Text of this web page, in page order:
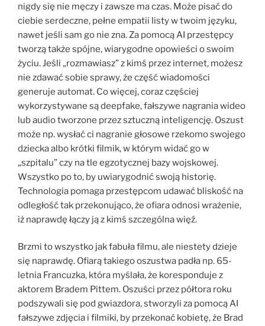
nigdy się nie męczy i zawsze ma czas. Może pisać do
ciebie serdeczne, pełne empatii listy w twoim języku,
nawet jeśli sam go nie zna. Za pomocą AI przestępcy
tworzą także spójne, wiarygodne opowieści o swoim
życiu. Jeśli „rozmawiasz” z kimś przez internet, możesz
nie zdawać sobie sprawy, że część wiadomości
generuje automat. Co więcej, coraz częściej
wykorzystywane są deepfake, fałszywe nagrania wideo
lub audio tworzone przez sztuczną inteligencję. Oszust
może np. wysłać ci nagranie głosowe rzekomo swojego
dziecka albo krótki filmik, w którym widać go w
„szpitalu” czy na tle egzotycznej bazy wojskowej.
Wszystko po to, by uwiarygodnić swoją historię.
Technologia pomaga przestępcom udawać bliskość na
odległość tak przekonująco, że ofiara odnosi wrażenie,
iż naprawdę łączy ją z kimś szczególna więź.
Brzmi to wszystko jak fabuła filmu, ale niestety dzieje
się naprawdę. Ofiarą takiego oszustwa padła np. 65-
letnia Francuzka, która myślała, że koresponduje z
aktorem Bradem Pittem. Oszuści przez półtora roku
podszywali się pod gwiazdora, stworzyli za pomocą AI
fałszywe zdjęcia i filmiki, by przekonać kobietę, że Brad